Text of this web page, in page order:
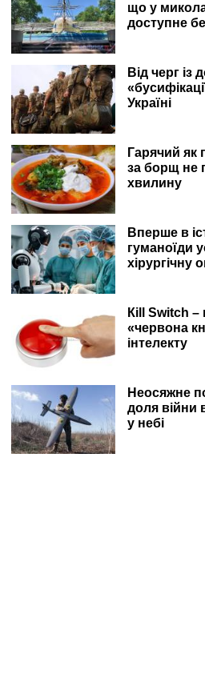
що у
доступне
Від черг із
Україні
Гарячий як
за борщ не
хвилину
Вперше в
гуманоїди
хірургічну
Кill Switch –
«червона
інтелекту
Неосяжне
доля війни
у небі